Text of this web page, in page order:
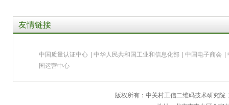
友情链接
中国质量认证中心 中华人民共和国工业和信息化部 中国电子商会
国运营中心
版权所有：中关村工信二维码技术研究院